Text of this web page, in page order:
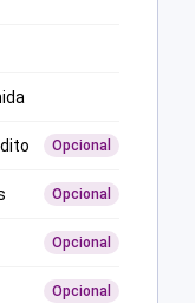
Opcional
Opcional
Opcional
Opcional